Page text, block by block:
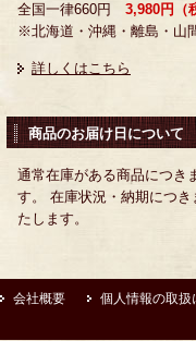
全国一律660円 3,980円（
※北海道・沖縄・離島・山
詳しくはこちら
商品のお届け日について
通常在庫がある商品につき
す。 在庫状況・納期につ
たします。
会社概要 個人情報の取扱